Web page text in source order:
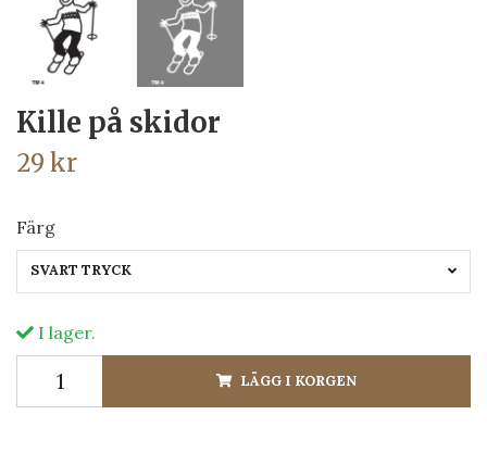
Kille på skidor
29 kr
Färg
SVART TRYCK
I lager.
LÄGG I KORGEN